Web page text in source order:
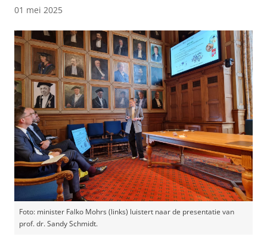
01 mei 2025
Foto: minister Falko Mohrs (links) luistert naar de presentatie van
prof. dr. Sandy Schmidt.